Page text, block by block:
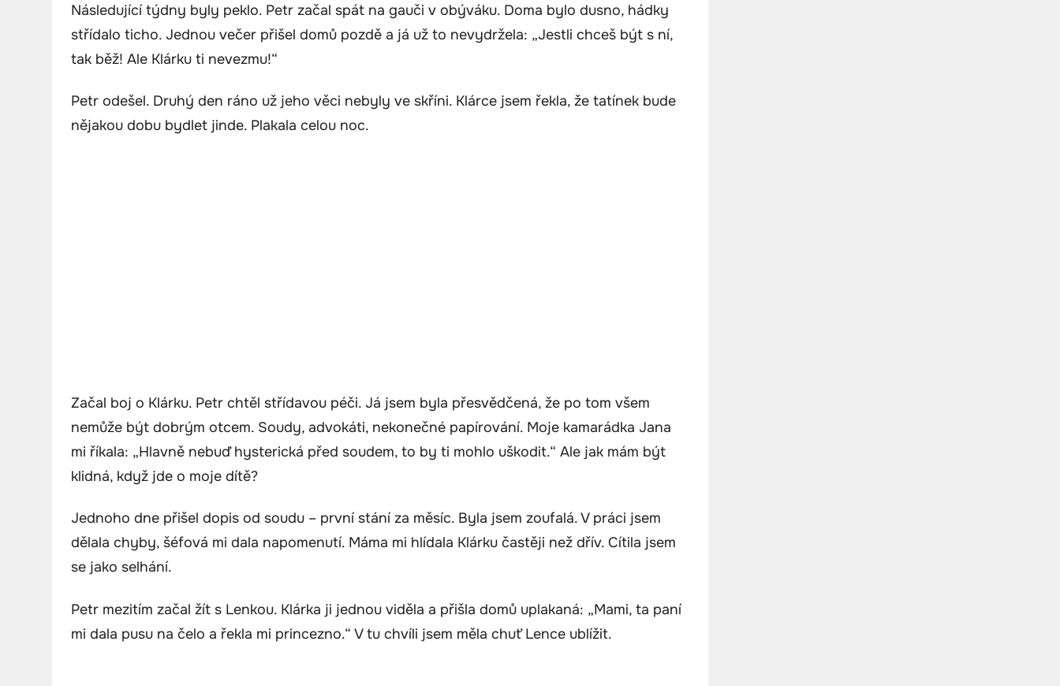
Následující týdny byly peklo. Petr začal spát na gauči v obýváku. Doma bylo dusno, hádky
střídalo ticho. Jednou večer přišel domů pozdě a já už to nevydržela: „Jestli chceš být s ní,
tak běž! Ale Klárku ti nevezmu!“
Petr odešel. Druhý den ráno už jeho věci nebyly ve skříni. Klárce jsem řekla, že tatínek bude
nějakou dobu bydlet jinde. Plakala celou noc.
Začal boj o Klárku. Petr chtěl střídavou péči. Já jsem byla přesvědčená, že po tom všem
nemůže být dobrým otcem. Soudy, advokáti, nekonečné papírování. Moje kamarádka Jana
mi říkala: „Hlavně nebuď hysterická před soudem, to by ti mohlo uškodit.“ Ale jak mám být
klidná, když jde o moje dítě?
Jednoho dne přišel dopis od soudu – první stání za měsíc. Byla jsem zoufalá. V práci jsem
dělala chyby, šéfová mi dala napomenutí. Máma mi hlídala Klárku častěji než dřív. Cítila jsem
se jako selhání.
Petr mezitím začal žít s Lenkou. Klárka ji jednou viděla a přišla domů uplakaná: „Mami, ta paní
mi dala pusu na čelo a řekla mi princezno.“ V tu chvíli jsem měla chuť Lence ublížit.